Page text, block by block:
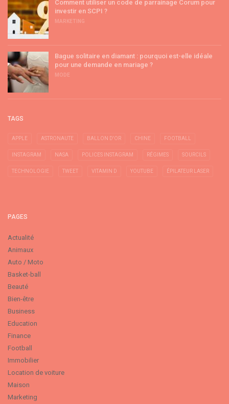
Comment utiliser un code de parrainage Corum pour
investir en SCPI ?
MARKETING
Bague solitaire en diamant : pourquoi est-elle idéale
pour une demande en mariage ?
MODE
TAGS
APPLE ASTRONAUTE BALLON D'OR CHINE FOOTBALL
INSTAGRAM NASA POLICES INSTAGRAM RÉGIMES SOURCILS
TECHNOLOGIE TWEET VITAMIN D YOUTUBE ÉPILATEUR LASER
PAGES
Actualité
Animaux
Auto / Moto
Basket-ball
Beauté
Bien-être
Business
Education
Finance
Football
Immobilier
Location de voiture
Maison
Marketing